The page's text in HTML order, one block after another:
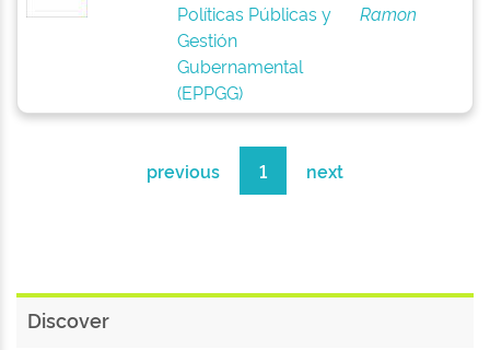
Políticas Públicas y
Gestión
Gubernamental
(EPPGG)
Ramon
previous 1 next
Discover